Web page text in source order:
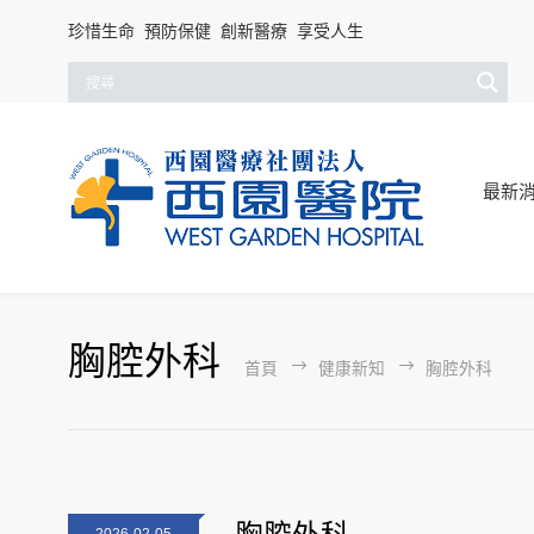
珍惜生命 預防保健 創新醫療 享受人生
最新
胸腔外科 首頁 健康新知 胸腔外科